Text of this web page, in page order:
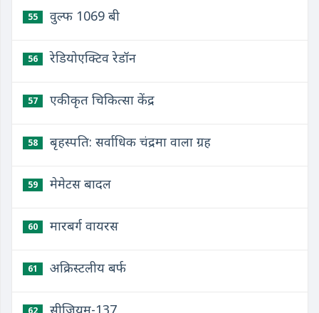
55 वुल्फ 1069 बी
56 रेडियोएक्टिव रेडॉन
57 एकीकृत चिकित्सा केंद्र
58 बृहस्पति: सर्वाधिक चंद्रमा वाला ग्रह
59 मेमेटस बादल
60 मारबर्ग वायरस
61 अक्रिस्टलीय बर्फ
सीजियम-137